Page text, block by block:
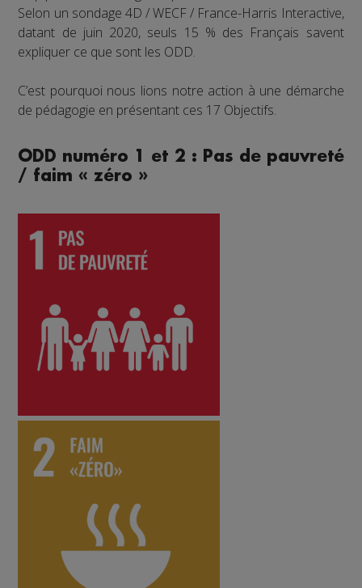
Selon un sondage 4D / WECF / France-Harris Interactive,
datant de juin 2020, seuls 15 % des Français savent
expliquer ce que sont les ODD.
C’est pourquoi nous lions notre action à une démarche
de pédagogie en présentant ces 17 Objectifs.
ODD numéro 1 et 2 : Pas de pauvreté
/ faim « zéro »